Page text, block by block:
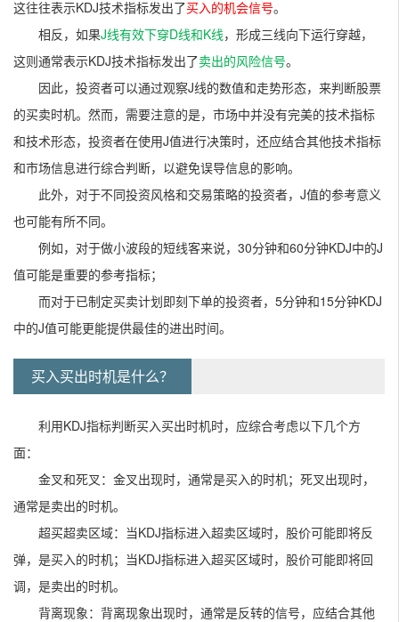
这往往表示KDJ技术指标发出了买入的机会信号。
相反，如果J线有效下穿D线和K线，形成三线向下运行穿越，
这则通常表示KDJ技术指标发出了卖出的风险信号。
因此，投资者可以通过观察J线的数值和走势形态，来判断股票
的买卖时机。然而，需要注意的是，市场中并没有完美的技术指标
和技术形态，投资者在使用J值进行决策时，还应结合其他技术指标
和市场信息进行综合判断，以避免误导信息的影响。
此外，对于不同投资风格和交易策略的投资者，J值的参考意义
也可能有所不同。
例如，对于做小波段的短线客来说，30分钟和60分钟KDJ中的J
值可能是重要的参考指标；
而对于已制定买卖计划即刻下单的投资者，5分钟和15分钟KDJ
中的J值可能更能提供最佳的进出时间。
买入买出时机是什么？
利用KDJ指标判断买入买出时机时，应综合考虑以下几个方
面：
金叉和死叉：金叉出现时，通常是买入的时机；死叉出现时，
通常是卖出的时机。
超买超卖区域：当KDJ指标进入超卖区域时，股价可能即将反
弹，是买入的时机；当KDJ指标进入超买区域时，股价可能即将回
调，是卖出的时机。
背离现象：背离现象出现时，通常是反转的信号，应结合其他